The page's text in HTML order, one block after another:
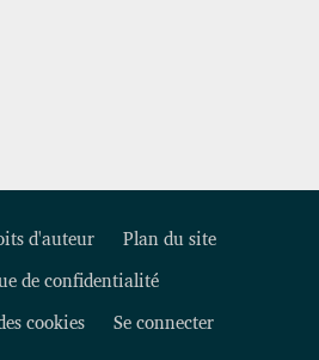
Footer
d'auteur
Plan du site
de confidentialité
cookies
Se connecter